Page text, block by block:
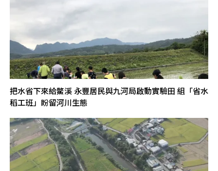
把水省下來給鱉溪 永豐居民與九河局啟動實驗田 組「省水
稻工班」盼留河川生態